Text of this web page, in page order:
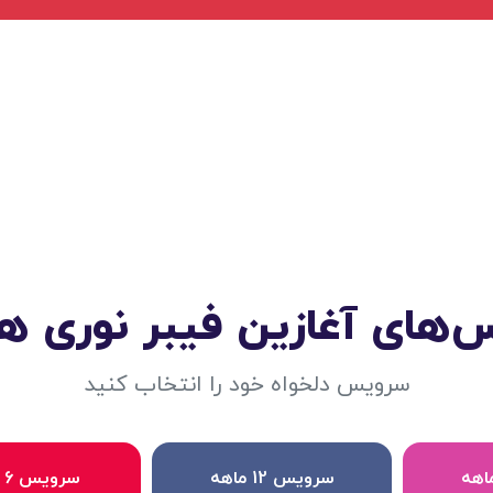
آغازین فیبر نوری
سرویس دلخواه خود را انتخاب کنید
سرویس 12 ماهه سرویس 6 ماهه